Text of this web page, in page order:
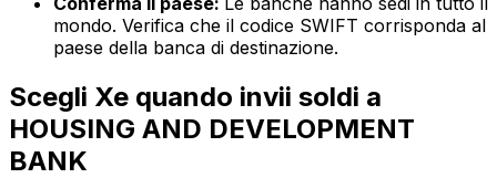
mondo. Verifica che il codice SWIFT corrisponda al
paese della banca di destinazione.
Scegli Xe quando invii soldi a
HOUSING AND DEVELOPMENT
BANK